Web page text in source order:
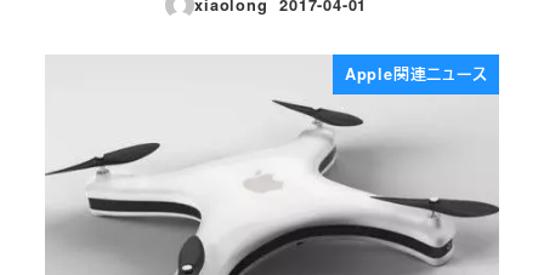
xiaolong
投稿日
2017-04-01
Apple関連ニュース